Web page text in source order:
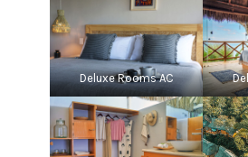
Deluxe Rooms AC